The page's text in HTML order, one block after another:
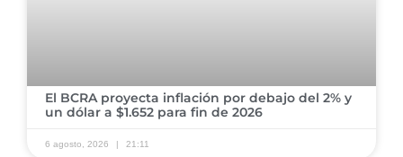
El BCRA proyecta inflación por debajo del 2% y
un dólar a $1.652 para fin de 2026
6 agosto, 2026 21:11